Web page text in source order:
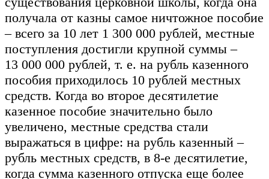
получала от казны самое ничтожное пособие
– всего за 10 лет 1 300 000 рублей, местные
поступления достигли крупной суммы –
13 000 000 рублей, т. е. на рубль казенного
пособия приходилось 10 рублей местных
средств. Когда во второе десятилетие
казенное пособие значительно было
увеличено, местные средства стали
выражаться в цифре: на рубль казенный –
рубль местных средств, в 8-е десятилетие,
когда сумма казенного отпуска еще более